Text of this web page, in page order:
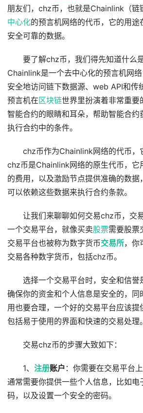
朋友们，chz币，也就是Chainlink（链
中心化的预言机网络的代币，它的用途
安全可靠的数据。
要了解chz币，我们得先知道什么
Chainlink是一个去中心化的预言机网
安全地访问链下数据源、web API和传
预言机在区块链世界里扮演着非常重要
智能合约的眼睛和耳朵，帮助智能合约
执行合约中的条件。
chz币作为Chainlink网络的代币，
chz币是Chainlink网络的原生代币，它
的费用，以及激励节点提供准确的数据
可以依赖这些数据来执行合约条款。
让我们来聊聊如何交易chz币，交
一个交易平台，就像买卖股票需要股票
交易平台也被称为数字货币交易所，你
交易各种数字货币，包括chz币。
选择一个交易平台时，安全和信誉
确保你的资金和个人信息是安全的，同
用也要合理，一个好的交易平台应该提
包括易于使用的界面和快速的交易处理。
交易chz币的步骤大致如下：
1、 注册账户 ：你需要在交易平台
通常需要你提供一些个人信息，比如电
码，以及设置一个安全的密码。